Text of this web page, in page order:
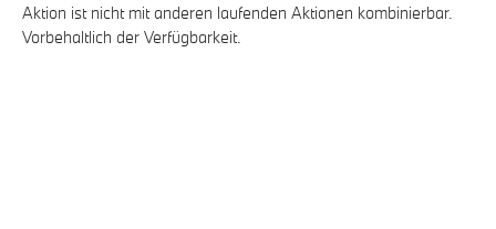
Aktion ist nicht mit anderen laufenden Aktionen kombinierbar.
Vorbehaltlich der Verfügbarkeit.